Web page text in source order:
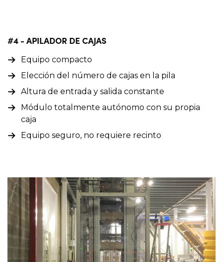
#4 - APILADOR DE CAJAS
Equipo compacto
Elección del número de cajas en la pila
Altura de entrada y salida constante
Módulo totalmente autónomo con su propia
caja
Equipo seguro, no requiere recinto